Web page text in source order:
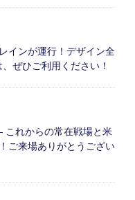
インが運行！デザイン全
ぜひご利用ください！
これからの常在戦場と米
ご来場ありがとうござい